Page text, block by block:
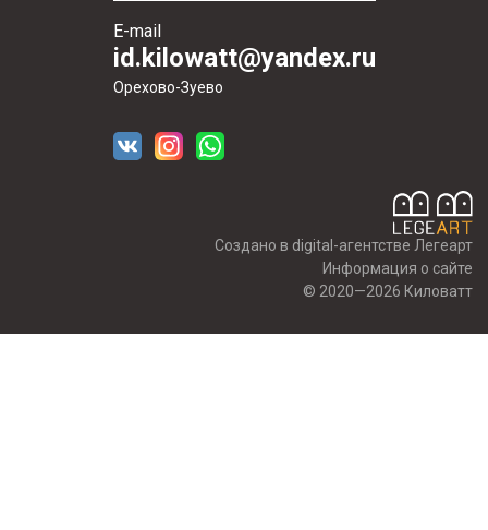
E-mail
id.kilowatt@yandex.ru
Орехово-Зуево
© 2020—2026 Киловатт
Создано в digital-агентстве Легеарт
Информация о сайте